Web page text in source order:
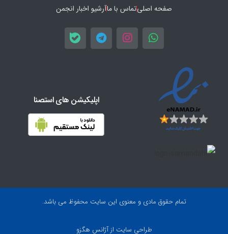
صفحه اصلیتماس با ماآرشیو اخبار انجمن
اپلیکیشن های استصنا
تمام حقوق مادی و معنوی این سایت محفوظ می باشد.
طراحی سایت از آژانس هگزو